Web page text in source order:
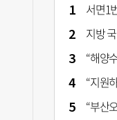
서면1번
지방
“해양수도 완성
“지원하라
“부산오